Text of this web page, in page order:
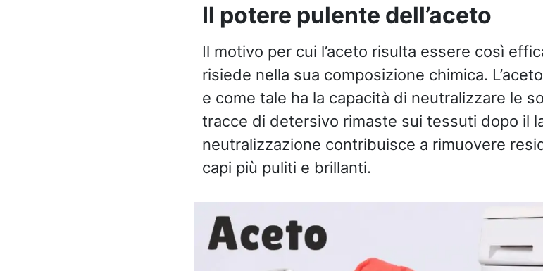
Il potere pulente dell’aceto
Il motivo per cui l’aceto risulta essere così
risiede nella sua composizione chimica.
e come tale ha la capacità di neutralizzare le
tracce di detersivo rimaste sui tessuti dopo il
neutralizzazione contribuisce a rimuovere
capi più puliti e brillanti.